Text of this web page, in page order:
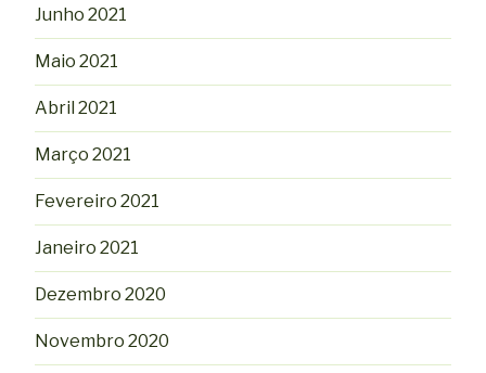
Junho 2021
Maio 2021
Abril 2021
Março 2021
Fevereiro 2021
Janeiro 2021
Dezembro 2020
Novembro 2020